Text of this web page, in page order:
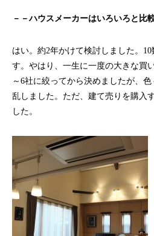
－－ハウスメーカーはいろいろと比
はい。約2年かけて検討しました。
す。やはり、一生に一度の大きな買
～6社に絞ってから決めましたが、
乱しました。ただ、建て売りを購入
した。